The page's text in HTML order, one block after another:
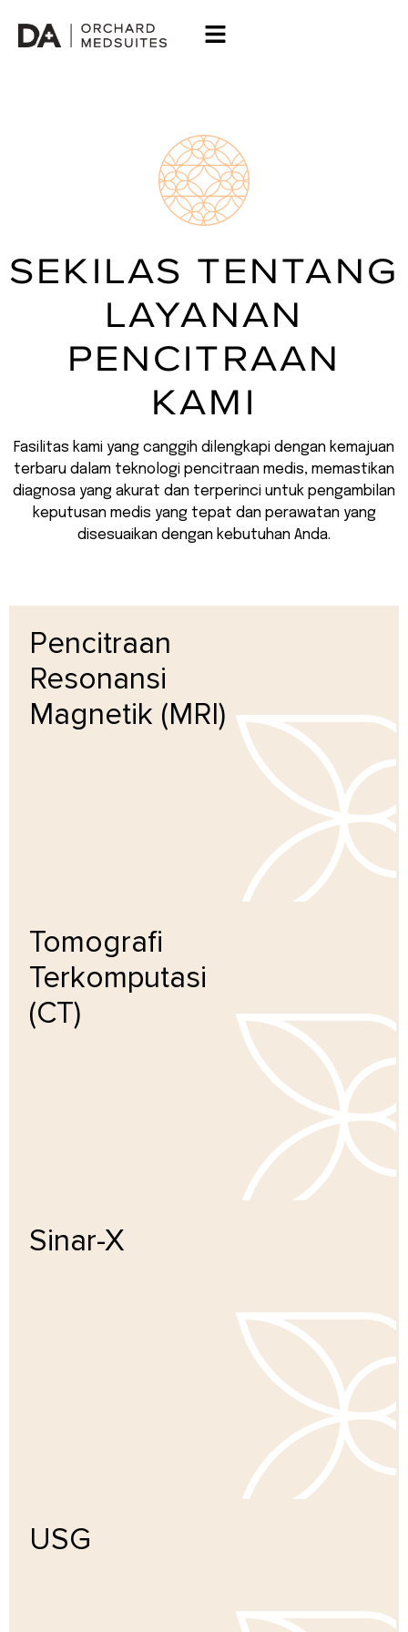
SEKILAS TENTANG
LAYANAN
PENCITRAAN
KAMI
Fasilitas kami yang canggih dilengkapi dengan kemajuan
terbaru dalam teknologi pencitraan medis, memastikan
diagnosa yang akurat dan terperinci untuk pengambilan
keputusan medis yang tepat dan perawatan yang
disesuaikan dengan kebutuhan Anda.
Pencitraan
Resonansi
Magnetik (MRI)
Pelajari lebih lanjut
Tomografi
Terkomputasi
(CT)
Pelajari lebih lanjut
Sinar-X
USG